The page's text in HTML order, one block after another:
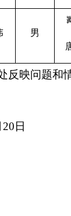
男
映问题和
20 日